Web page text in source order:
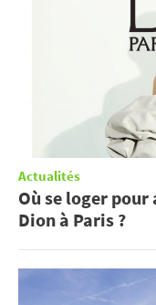
Actualités
Où se loger pour
Dion à Paris ?